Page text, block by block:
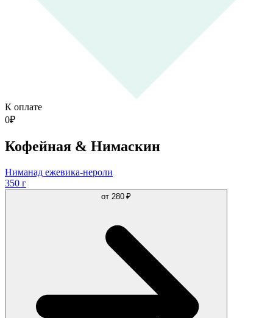
К оплате
0₽
Кофейная & Нимаскин
Ниманад ежевика-нероли
350 г
от 280 ₽